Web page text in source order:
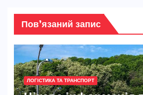
Пов’язаний запис
ЛОГІСТИКА ТА ТРАНСПОРТ